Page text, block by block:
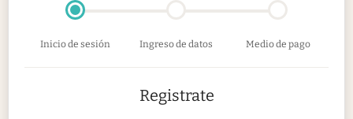
Inicio de sesión Ingreso de datos Medio de pago
Registrate